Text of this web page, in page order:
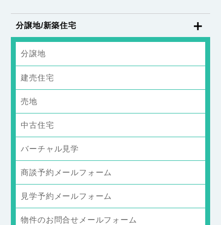
分譲地/新築住宅
分譲地
建売住宅
売地
中古住宅
バーチャル見学
商談予約メールフォーム
見学予約メールフォーム
物件のお問合せメールフォーム